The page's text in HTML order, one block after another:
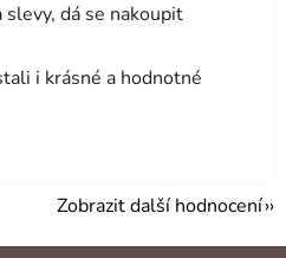
slevy, dá se nakoupit
i krásné a hodnotné
Zobrazit další hodnocení